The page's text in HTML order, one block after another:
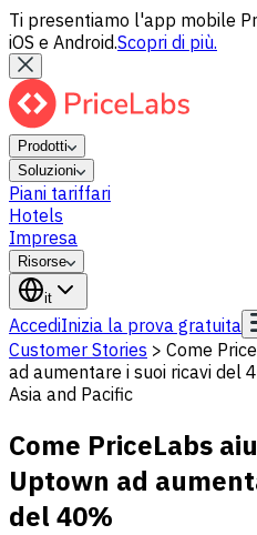
Ti presentiamo l'app mobile
iOS e Android.Scopri di più.
Prodotti
Soluzioni
Piani tariffari
Hotels
Impresa
Risorse
it
AccediInizia la prova gratuita
Customer Stories > Come
ad aumentare i suoi ricavi del
Asia and Pacific
Come PriceLabs
Uptown ad
del 40%